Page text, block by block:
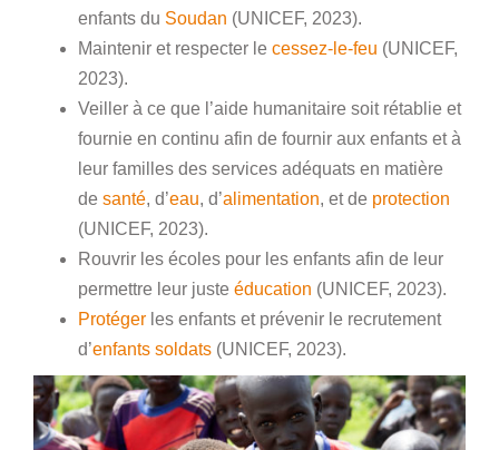
enfants du Soudan (UNICEF, 2023).
Maintenir et respecter le cessez-le-feu (UNICEF,
2023).
Veiller à ce que l’aide humanitaire soit rétablie et
fournie en continu afin de fournir aux enfants et à
leur familles des services adéquats en matière
de santé, d’eau, d’alimentation, et de protection
(UNICEF, 2023).
Rouvrir les écoles pour les enfants afin de leur
permettre leur juste éducation (UNICEF, 2023).
Protéger les enfants et prévenir le recrutement
d’enfants soldats (UNICEF, 2023).